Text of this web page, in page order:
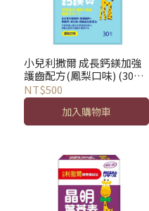
小兒利撒爾 成長鈣鎂加強
護齒配方(鳳梨口味) (30包/
盒)
NT$500
加入購物車